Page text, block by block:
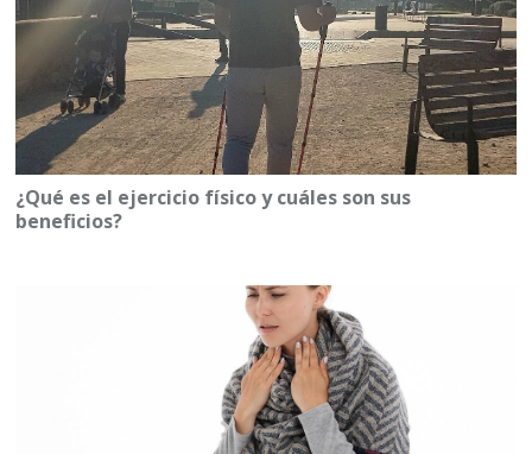
¿Qué es el ejercicio físico y cuáles son sus
beneficios?